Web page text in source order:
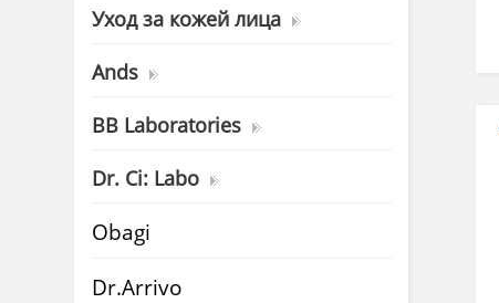
Уход за кожей лица
Ands
BB Laboratories
Dr. Ci: Labo
Obagi
Dr.Arrivo